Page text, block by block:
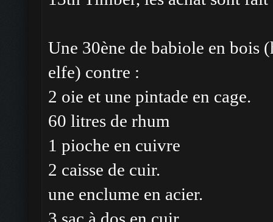
Une 30ène de babiole en bois
elfe) contre :
2 oie et une pintade en cage.
60 litres de rhum
1 pioche en cuivre
2 caisse de cuir.
une enclume en acier.